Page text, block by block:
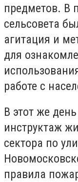
предметов. В
сельсовета
агитация и
для
работе с
В этот же
инструктаж
сектора по
правила